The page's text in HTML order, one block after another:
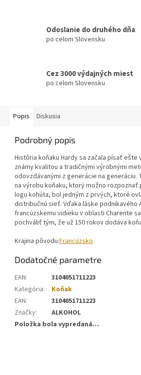
Odoslanie do druhého dňa
po celom Slovensku
Cez 3000 výdajných miest
po celom Slovensku
Popis Diskusia
Podrobný popis
História koňaku Hardy sa začala písať ešte
známy kvalitou a tradičnými výrobnými
odovzdávanými z generácie na generáciu.
na výrobu koňaku, ktorý možno rozpoznať
logu kohúta, bol jedným z prvých, ktoré
distribučnú sieť. Vďaka láske podnikavého
francúzskemu vidieku v oblasti Charente
pochváliť tým, že už 150 rokov dodáva
Krajina pôvodu:Francúzsko
Dodatočné parametre
EAN:
3104051711223
Kategória:
Koňak
EAN:
3104051711223
Značky:
ALKOHOL
Položka bola vypredaná…